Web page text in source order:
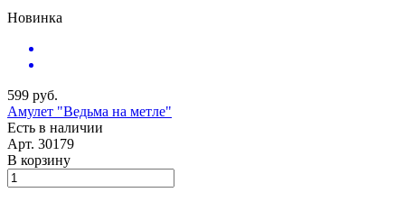
Новинка
599 руб.
Амулет "Ведьма на метле"
Есть в наличии
Арт. 30179
В корзину